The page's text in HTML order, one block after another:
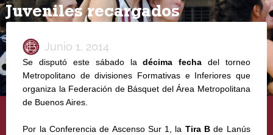
Juveniles recargados
Junio 1, 2014
Se disputó este sábado ladécima fecha del torneo
Metropolitano de divisiones Formativas e Inferiores que
organiza la Federación de Básquet del Área Metropolitana
de Buenos Aires.
Por la Conferencia de Ascenso Sur 1, la Tira B de Lanús